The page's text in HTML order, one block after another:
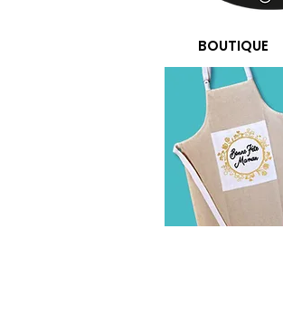
BOUTIQUE